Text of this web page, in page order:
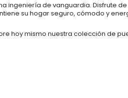
ingeniería de vanguardia. Disfrute
su hogar seguro, cómodo y
hoy mismo nuestra colección de